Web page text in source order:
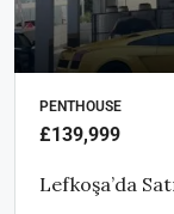
PENTHOUSE
£139,999
Lefkoşa’da